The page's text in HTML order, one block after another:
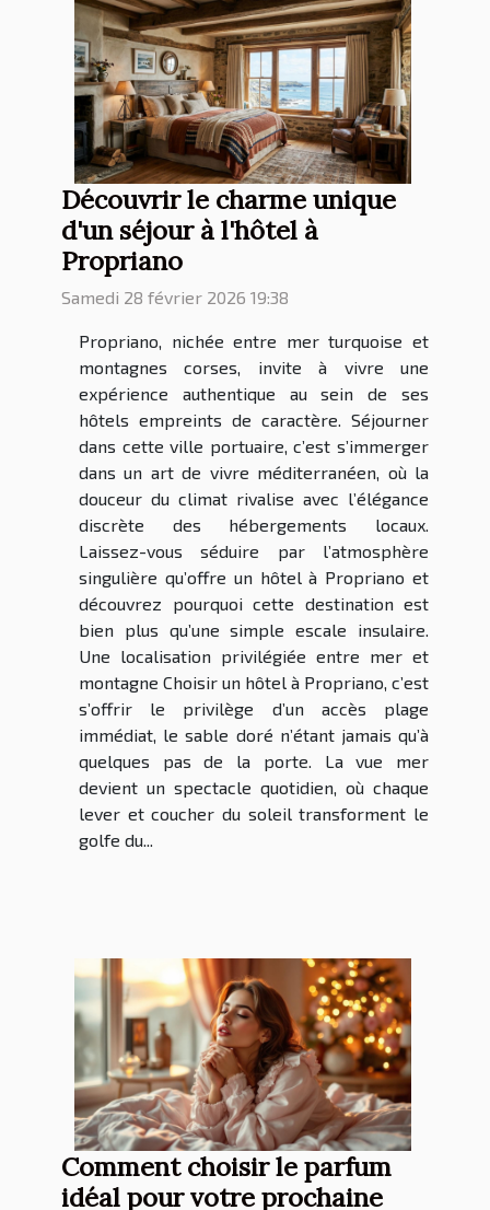
Découvrir le charme unique
d'un séjour à l'hôtel à
Propriano
Samedi 28 février 2026 19:38
Propriano, nichée entre mer turquoise et
montagnes corses, invite à vivre une
expérience authentique au sein de ses
hôtels empreints de caractère. Séjourner
dans cette ville portuaire, c’est s’immerger
dans un art de vivre méditerranéen, où la
douceur du climat rivalise avec l’élégance
discrète des hébergements locaux.
Laissez-vous séduire par l’atmosphère
singulière qu’offre un hôtel à Propriano et
découvrez pourquoi cette destination est
bien plus qu’une simple escale insulaire.
Une localisation privilégiée entre mer et
montagne Choisir un hôtel à Propriano, c’est
s’offrir le privilège d’un accès plage
immédiat, le sable doré n’étant jamais qu’à
quelques pas de la porte. La vue mer
devient un spectacle quotidien, où chaque
lever et coucher du soleil transforment le
golfe du...
Comment choisir le parfum
idéal pour votre prochaine